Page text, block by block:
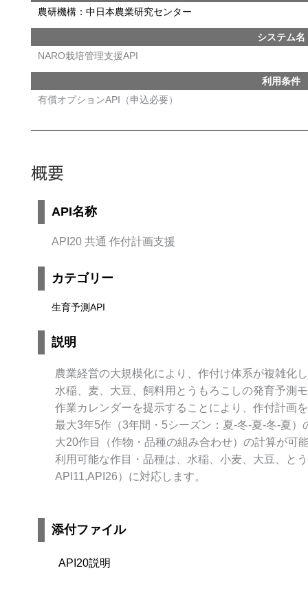
農研機構：中日本農業研究センター
システム名
NARO栽培管理支援API
利用条件
有償オプションAPI（申込必要）
概要
API名称
API20 共通 作付計画支援
カテゴリー
生育予測API
説明
農業経営の大規模化により、作付け体系が複雑化
水稲、麦、大豆、飼料用とうもろこしの発育予測
作業カレンダーを提示することにより、作付計画
最大3年5作（3年間・5シーズン：夏-冬-夏-冬-夏
大20作目（作物・品種の組み合わせ）の計算が可
利用可能な作目・品種は、水稲、小麦、大豆、と
API11,API26）に対応します。
添付ファイル
API20説明